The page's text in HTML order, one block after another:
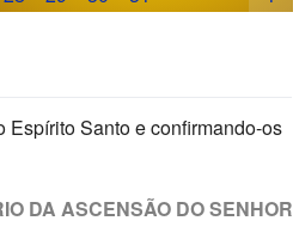
Santo e confirmando-os
DA ASCENSÃO DO SENHOR